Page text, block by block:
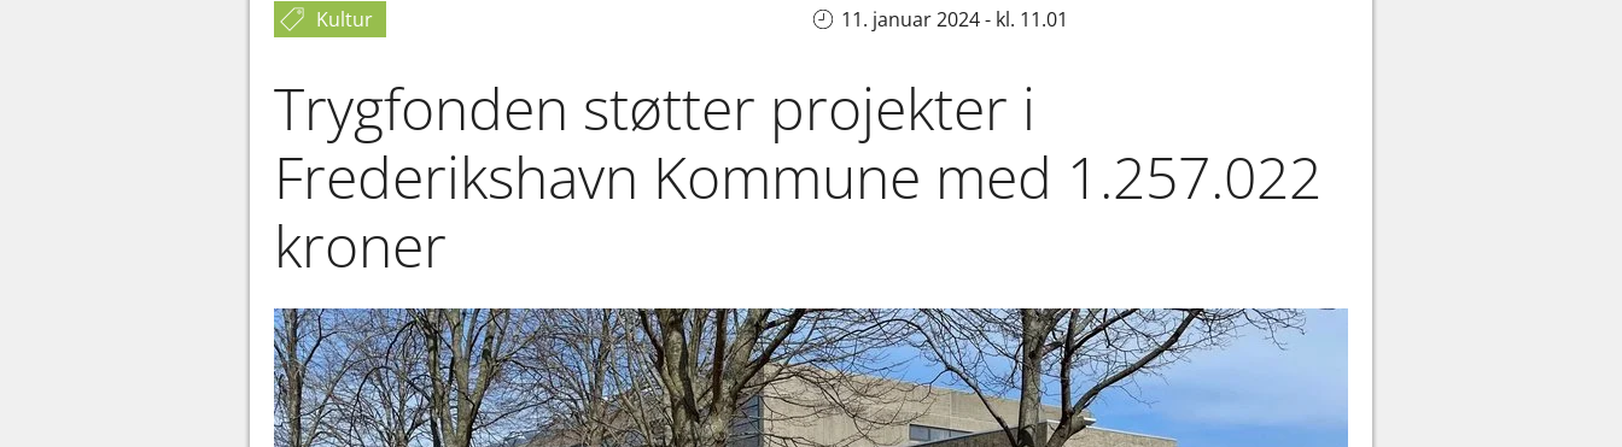
Kultur 11. januar 2024 - kl. 11.01
Trygfonden støtter projekter i
Frederikshavn Kommune med 1.257.022
kroner